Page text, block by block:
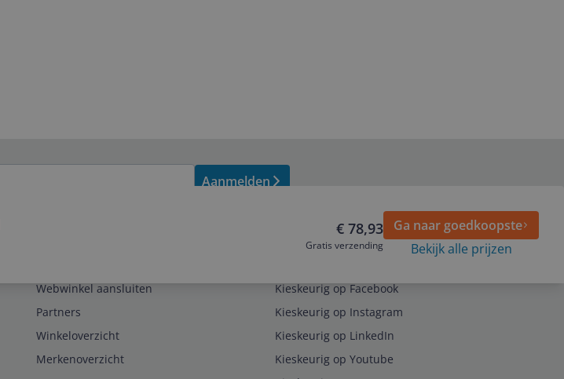
€ 78,93
Gratis verzending
Ga naar goedkoopste
Bekijk alle prijzen
Aanmelden
Webwinkel aansluiten
Partners
Winkeloverzicht
Merkenoverzicht
Kieskeurig op Facebook
Kieskeurig op Instagram
Kieskeurig op LinkedIn
Kieskeurig op Youtube